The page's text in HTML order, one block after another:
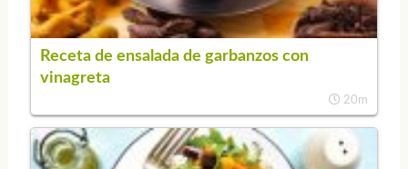
Receta de ensalada de garbanzos con
vinagreta
20m